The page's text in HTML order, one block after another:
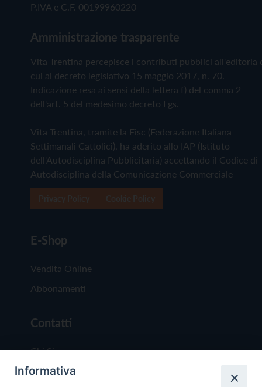
P.IVA e C.F. 00199960220
Amministrazione trasparente
Vita Trentina percepisce i contributi pubblici all'editoria
cui al decreto legislativo 15 maggio 2017, n. 70.
Indicazione resa ai sensi della lettera f) del comma 2
dell'art. 5 del medesimo decreto Lgs.
Vita Trentina, tramite la Fisc (Federazione Italiana
Settimanali Cattolici), ha aderito allo IAP (Istituto
dell'Autodisciplina Pubblicitaria) accettando il Codice di
Autodisciplina della Comunicazione Commerciale
E-Shop
Vendita Online
Abbonamenti
Contatti
Chi Siamo
Redazione
Informativa